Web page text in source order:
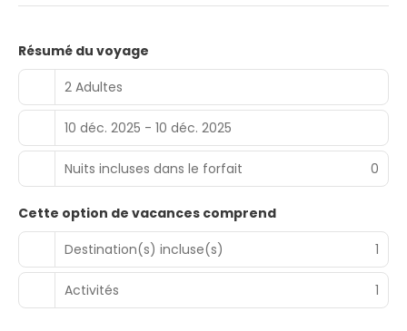
Résumé du voyage
2 Adultes
10 déc. 2025 - 10 déc. 2025
Nuits incluses dans le forfait 0
Cette option de vacances comprend
Destination(s) incluse(s)
1
Activités 1